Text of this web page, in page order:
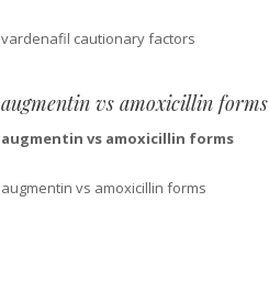
vardenafil cautionary factors
augmentin vs amoxicillin forms
augmentin vs amoxicillin forms
augmentin vs amoxicillin forms